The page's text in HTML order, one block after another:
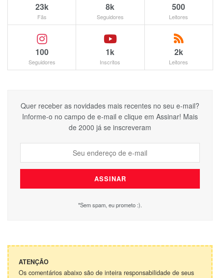
23k
Fãs
8k
Seguidores
500
Leitores
100
Seguidores
1k
Inscritos
2k
Leitores
Quer receber as novidades mais recentes no seu e-mail?
Informe-o no campo de e-mail e clique em Assinar! Mais
de 2000 já se inscreveram
*Sem spam, eu prometo :).
ATENÇÃO
Os comentários abaixo são de inteira responsabilidade de seus